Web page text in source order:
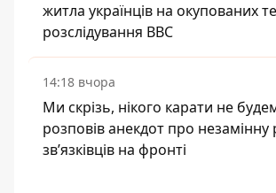
житла українців на окупованих
розслідування BBC
14:18 вчора
Ми скрізь, нікого карати не
розповів анекдот про незамінну
зв’язківців на фронті